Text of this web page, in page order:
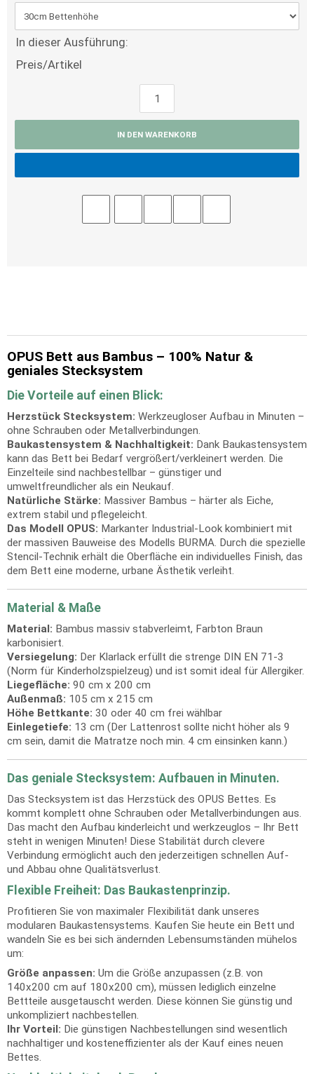
In dieser Ausführung:
Preis/Artikel
IN DEN WARENKORB
OPUS Bett aus Bambus – 100% Natur &
geniales Stecksystem
Die Vorteile auf einen Blick:
Herzstück Stecksystem: Werkzeugloser Aufbau in Minuten –
ohne Schrauben oder Metallverbindungen.
Baukastensystem & Nachhaltigkeit: Dank Baukastensystem
kann das Bett bei Bedarf vergrößert/verkleinert werden. Die
Einzelteile sind nachbestellbar – günstiger und
umweltfreundlicher als ein Neukauf.
Natürliche Stärke: Massiver Bambus – härter als Eiche,
extrem stabil und pflegeleicht.
Das Modell OPUS: Markanter Industrial-Look kombiniert mit
der massiven Bauweise des Modells BURMA. Durch die spezielle
Stencil-Technik erhält die Oberfläche ein individuelles Finish, das
dem Bett eine moderne, urbane Ästhetik verleiht.
Material & Maße
Material: Bambus massiv stabverleimt, Farbton Braun
karbonisiert.
Versiegelung: Der Klarlack erfüllt die strenge DIN EN 71-3
(Norm für Kinderholzspielzeug) und ist somit ideal für Allergiker.
Liegefläche: 90 cm x 200 cm
Außenmaß: 105 cm x 215 cm
Höhe Bettkante: 30 oder 40 cm frei wählbar
Einlegetiefe: 13 cm (Der Lattenrost sollte nicht höher als 9
cm sein, damit die Matratze noch min. 4 cm einsinken kann.)
Das geniale Stecksystem: Aufbauen in Minuten.
Das Stecksystem ist das Herzstück des OPUS Bettes. Es
kommt komplett ohne Schrauben oder Metallverbindungen aus.
Das macht den Aufbau kinderleicht und werkzeuglos – Ihr Bett
steht in wenigen Minuten! Diese Stabilität durch clevere
Verbindung ermöglicht auch den jederzeitigen schnellen Auf-
und Abbau ohne Qualitätsverlust.
Flexible Freiheit: Das Baukastenprinzip.
Profitieren Sie von maximaler Flexibilität dank unseres
modularen Baukastensystems. Kaufen Sie heute ein Bett und
wandeln Sie es bei sich ändernden Lebensumständen mühelos
um:
Größe anpassen: Um die Größe anzupassen (z.B. von
140x200 cm auf 180x200 cm), müssen lediglich einzelne
Bettteile ausgetauscht werden. Diese können Sie günstig und
unkompliziert nachbestellen.
Ihr Vorteil: Die günstigen Nachbestellungen sind wesentlich
nachhaltiger und kosteneffizienter als der Kauf eines neuen
Bettes.